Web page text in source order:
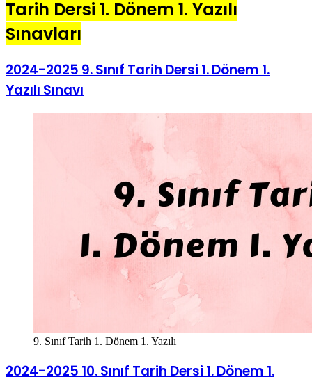
Tarih Dersi 1. Dönem 1. Yazılı
Sınavları
2024-2025 9. Sınıf Tarih Dersi 1. Dönem 1.
Yazılı Sınavı
9. Sınıf Tarih 1. Dönem 1. Yazılı
2024-2025 10. Sınıf Tarih Dersi 1. Dönem 1.